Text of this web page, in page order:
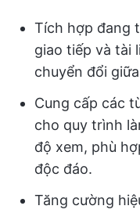
Tích hợp đang
giao tiếp và tài
chuyển đổi
Cung cấp các
cho quy trình
độ xem, phù
độc đáo.
Tăng cường